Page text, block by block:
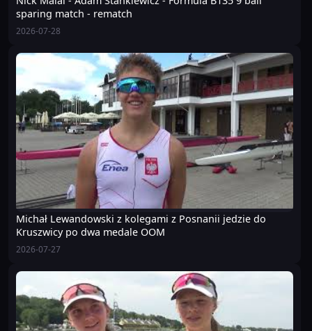
sparing match - rematch
2026-07-28
Michał Lewandowski z kolegami z Posnanii jedzie do
Kruszwicy po dwa medale OOM
2026-07-27